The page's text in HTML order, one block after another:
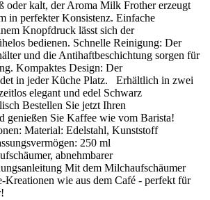
oder kalt, der Aroma Milk Frother erzeugt
in perfekter Konsistenz. Einfache
Knopfdruck lässt sich der
bedienen. Schnelle Reinigung: Der
und die Antihaftbeschichtung sorgen für
Kompaktes Design: Der
in jeder Küche Platz. Erhältlich in zwei
elegant und edel Schwarz
Bestellen Sie jetzt Ihren
genießen Sie Kaffee wie vom Barista!
Material: Edelstahl, Kunststoff
250 ml
abnehmbarer
Mit dem Milchaufschäumer
Kreationen wie aus dem Café - perfekt für